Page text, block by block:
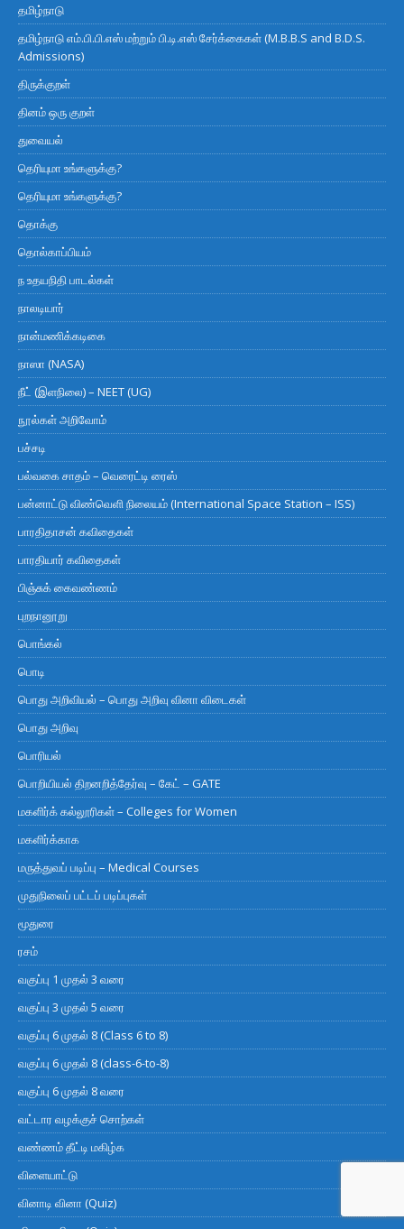
தமிழ்நாடு
தமிழ்நாடு எம்.பி.பி.எஸ் மற்றும் பி.டி.எஸ் சேர்க்கைகள் (M.B.B.S and B.D.S.
Admissions)
திருக்குறள்
தினம் ஒரு குறள்
துவையல்
தெரியுமா உங்களுக்கு?
தெரியுமா உங்களுக்கு?
தொக்கு
தொல்காப்பியம்
ந உதயநிதி பாடல்கள்
நாலடியார்
நான்மணிக்கடிகை
நாஸா (NASA)
நீட் (இளநிலை) – NEET (UG)
நூல்கள் அறிவோம்
பச்சடி
பல்வகை சாதம் – வெரைட்டி ரைஸ்
பன்னாட்டு விண்வெளி நிலையம் (International Space Station – ISS)
பாரதிதாசன் கவிதைகள்
பாரதியார் கவிதைகள்
பிஞ்சுக் கைவண்ணம்
புறநானூறு
பொங்கல்
பொடி
பொது அறிவியல் – பொது அறிவு வினா விடைகள்
பொது அறிவு
பொரியல்
பொறியியல் திறனறித்தேர்வு – கேட் – GATE
மகளிர்க் கல்லூரிகள் – Colleges for Women
மகளிர்க்காக
மருத்துவப் படிப்பு – Medical Courses
முதுநிலைப் பட்டப் படிப்புகள்
மூதுரை
ரசம்
வகுப்பு 1 முதல் 3 வரை
வகுப்பு 3 முதல் 5 வரை
வகுப்பு 6 முதல் 8 (Class 6 to 8)
வகுப்பு 6 முதல் 8 (class-6-to-8)
வகுப்பு 6 முதல் 8 வரை
வட்டார வழக்குச் சொற்கள்
வண்ணம் தீட்டி மகிழ்க
விளையாட்டு
வினாடி வினா (Quiz)